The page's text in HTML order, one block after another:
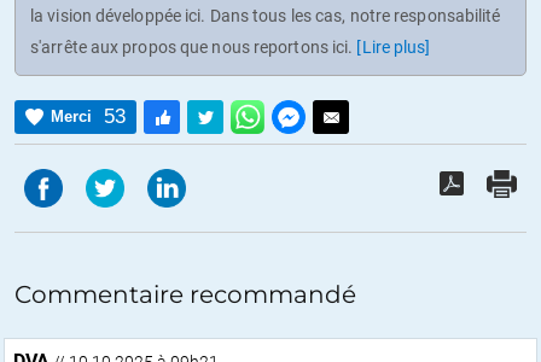
la vision développée ici. Dans tous les cas, notre responsabilité
s'arrête aux propos que nous reportons ici. [Lire plus]
Merci 53
Commentaire recommandé